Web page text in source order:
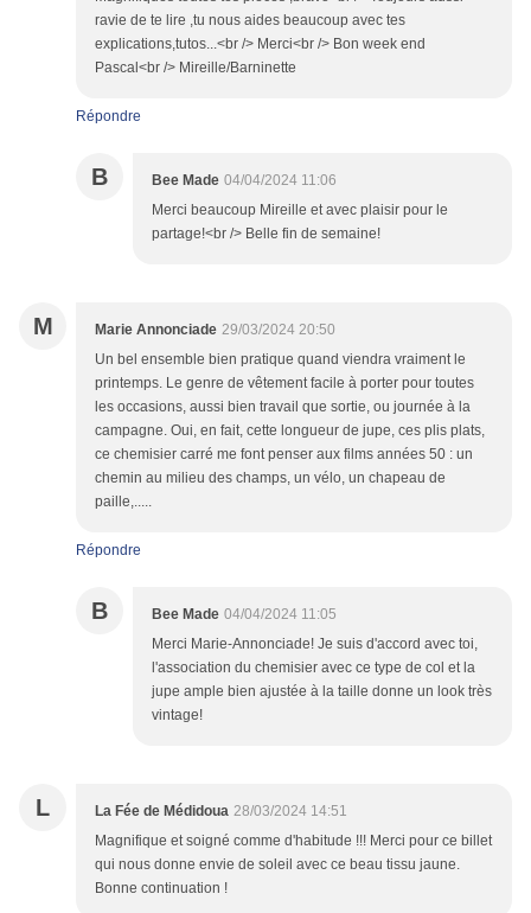
ravie de te lire ,tu nous aides beaucoup avec tes
explications,tutos...<br /> Merci<br /> Bon week end
Pascal<br /> Mireille/Barninette
Répondre
B Bee Made 04/04/2024 11:06
Merci beaucoup Mireille et avec plaisir pour le
partage!<br /> Belle fin de semaine!
M Marie Annonciade 29/03/2024 20:50
Un bel ensemble bien pratique quand viendra vraiment le
printemps. Le genre de vêtement facile à porter pour toutes
les occasions, aussi bien travail que sortie, ou journée à la
campagne. Oui, en fait, cette longueur de jupe, ces plis plats,
ce chemisier carré me font penser aux films années 50 : un
chemin au milieu des champs, un vélo, un chapeau de
paille,.....
Répondre
B Bee Made 04/04/2024 11:05
Merci Marie-Annonciade! Je suis d'accord avec toi,
l'association du chemisier avec ce type de col et la
jupe ample bien ajustée à la taille donne un look très
vintage!
L La Fée de Médidoua 28/03/2024 14:51
Magnifique et soigné comme d'habitude !!! Merci pour ce billet
qui nous donne envie de soleil avec ce beau tissu jaune.
Bonne continuation !